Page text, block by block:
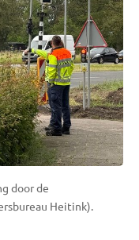
door de
Heitink).